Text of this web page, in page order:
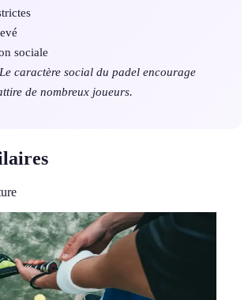
sociale
caractère social du padel encourage
de nombreux joueurs.